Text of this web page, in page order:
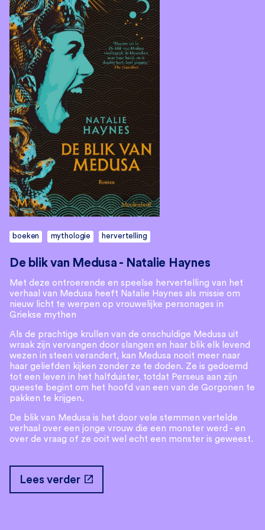
boeken mythologie hervertelling
De blik van Medusa - Natalie Haynes
Met deze ontroerende en speelse hervertelling van het
verhaal van Medusa heeft Natalie Haynes als missie om
nieuw licht te werpen op vrouwelijke personages in
Griekse mythen
Als de prachtige krullen van de onschuldige Medusa uit
wraak zijn vervangen door slangen en haar blik elk levend
wezen in steen verandert, kan Medusa nooit meer naar
haar geliefden kijken zonder ze te doden. Ze is gedoemd
tot een leven in het halfduister, totdat Perseus aan zijn
queeste begint om het hoofd van een van de Gorgonen te
pakken te krijgen.
De blik van Medusa is het door vele stemmen vertelde
verhaal over een jonge vrouw die een monster werd - en
over de vraag of ze ooit wel echt een monster is geweest.
Lees verder open_in_new